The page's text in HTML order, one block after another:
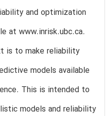
and optimization
at www.inrisk.ubc.ca.
is to make reliability
models available
This is intended to
models and reliability